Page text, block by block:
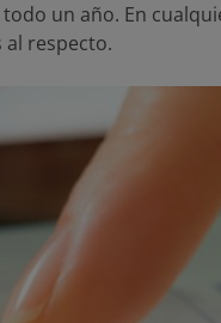
un año. En
al respecto.